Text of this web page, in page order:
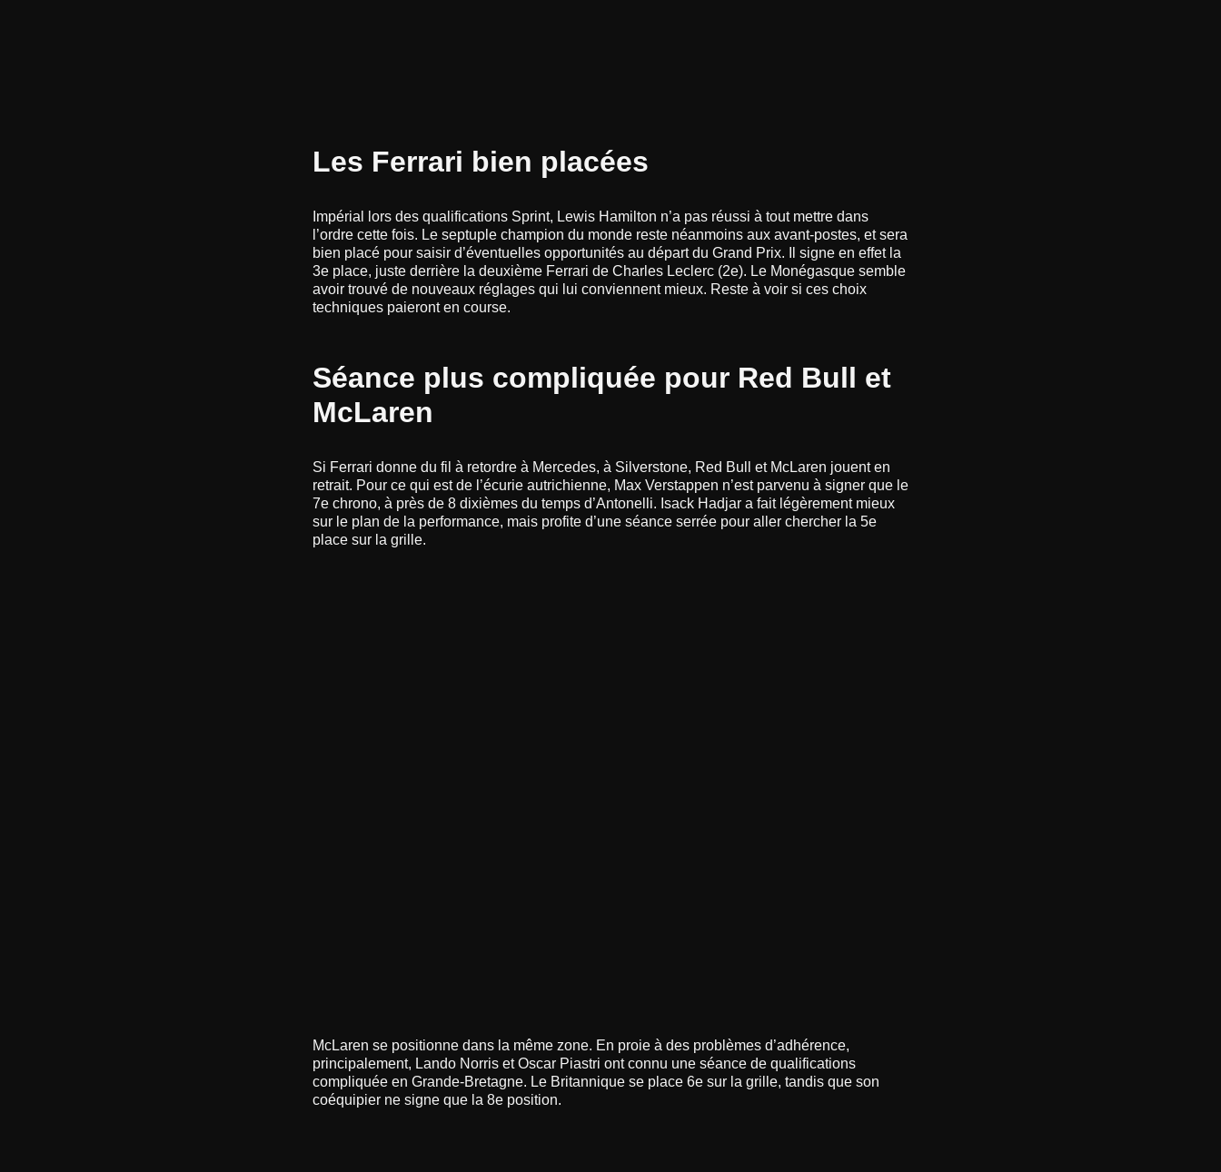
Les Ferrari bien placées
Impérial lors des qualifications Sprint, Lewis Hamilton n’a pas réussi à tout mettre dans
l’ordre cette fois. Le septuple champion du monde reste néanmoins aux avant-postes, et sera
bien placé pour saisir d’éventuelles opportunités au départ du Grand Prix. Il signe en effet la
3e place, juste derrière la deuxième Ferrari de Charles Leclerc (2e). Le Monégasque semble
avoir trouvé de nouveaux réglages qui lui conviennent mieux. Reste à voir si ces choix
techniques paieront en course.
Séance plus compliquée pour Red Bull et
McLaren
Si Ferrari donne du fil à retordre à Mercedes, à Silverstone, Red Bull et McLaren jouent en
retrait. Pour ce qui est de l’écurie autrichienne, Max Verstappen n’est parvenu à signer que le
7e chrono, à près de 8 dixièmes du temps d’Antonelli. Isack Hadjar a fait légèrement mieux
sur le plan de la performance, mais profite d’une séance serrée pour aller chercher la 5e
place sur la grille.
McLaren se positionne dans la même zone. En proie à des problèmes d’adhérence,
principalement, Lando Norris et Oscar Piastri ont connu une séance de qualifications
compliquée en Grande-Bretagne. Le Britannique se place 6e sur la grille, tandis que son
coéquipier ne signe que la 8e position.